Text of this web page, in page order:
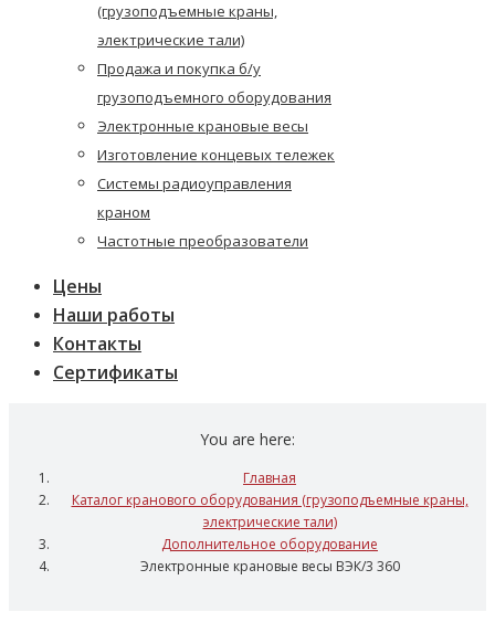
(грузоподъемные краны,
электрические тали)
Продажа и покупка б/у
грузоподъемного оборудования
Электронные крановые весы
Изготовление концевых тележек
Системы радиоуправления
краном
Частотные преобразователи
Цены
Наши работы
Контакты
Сертификаты
You are here:
Главная
Каталог кранового оборудования (грузоподъемные краны,
электрические тали)
Дополнительное оборудование
Электронные крановые весы ВЭК/3 360